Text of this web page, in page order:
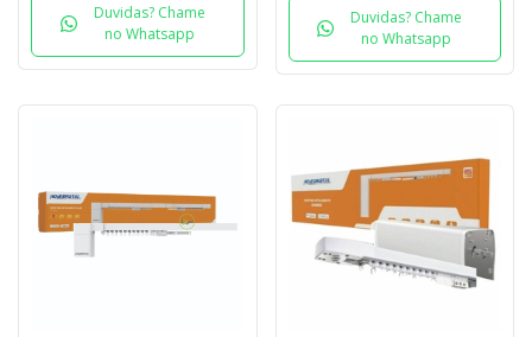
Duvidas? Chame
no Whatsapp
Duvidas? Chame
no Whatsapp